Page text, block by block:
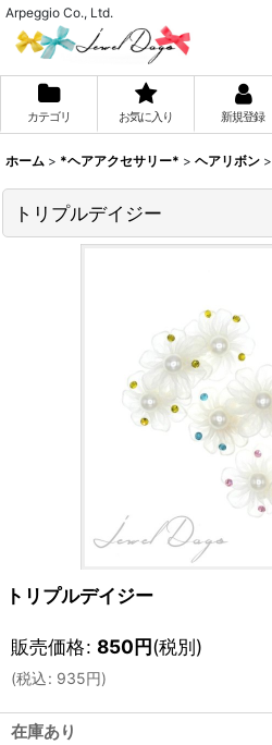
Arpeggio Co., Ltd.
カテゴリ お気に入り 新規登録
ホーム > *ヘアアクセサリー* > ヘアリボン >
トリプルデイジー
トリプルデイジー
販売価格: 850円(税別)
(税込: 935円)
在庫あり